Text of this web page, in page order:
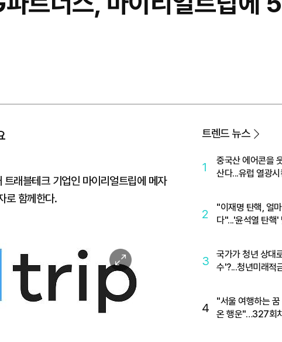
래블테크 기업인 마이리얼트립에 메자
로 함께한다.
이
미
지
트렌드 뉴스
1
중국산 에어콘을
산다...유럽 열광시
2
"이재명 탄핵, 얼
다"...'윤석열 탄핵'
3
국가가 청년 상대
수'?...청년미래적
4
"서울 여행하는 꿈
온 행운"…327회